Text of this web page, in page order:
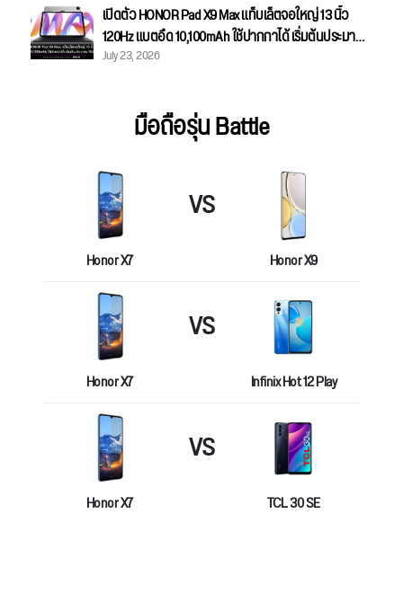
เปิดตัว HONOR Pad X9 Max แท็บเล็ตจอใหญ่ 13 นิ้ว
120Hz แบตอึด 10,100mAh ใช้ปากกาได้ เริ่มต้นประมาณ
15,800 บาท
July 23, 2026
มือถือรุ่น Battle
Honor X7
VS
Honor X9
Honor X7
VS
Infinix Hot 12 Play
Honor X7
VS
TCL 30 SE